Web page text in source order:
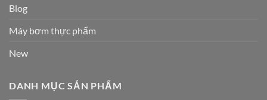
Blog
Máy bơm thực phẩm
New
DANH MỤC SẢN PHẨM